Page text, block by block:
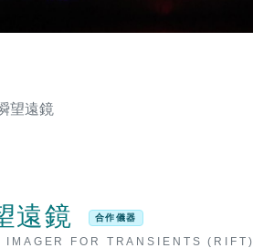
望遠鏡
遠鏡 合作儀器
IMAGER FOR TRANSIENTS (RIFT)